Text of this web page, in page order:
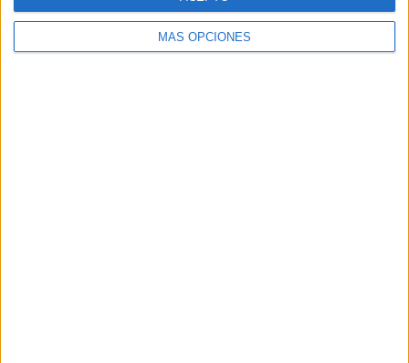
MÁS OPCIONES